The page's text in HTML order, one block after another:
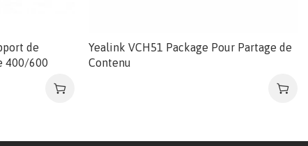
de
400/600
Yealink VCH51 Package Pour Partage de
Contenu